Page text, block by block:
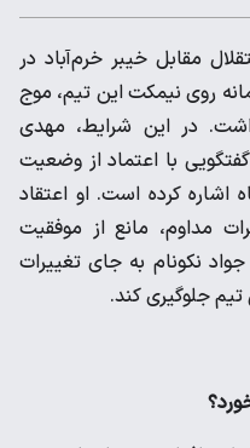
مقابل خیبر خرم‌آباد در
روی نیمکت این تیم، موج
داشت. در این شرایط، مهدی
با اعتماد از وضعیت
اشاره کرده است. او اعتقاد
مداوم، مانع از موفقیت
نکونام به جای تغییرات
جلوگیری کند.